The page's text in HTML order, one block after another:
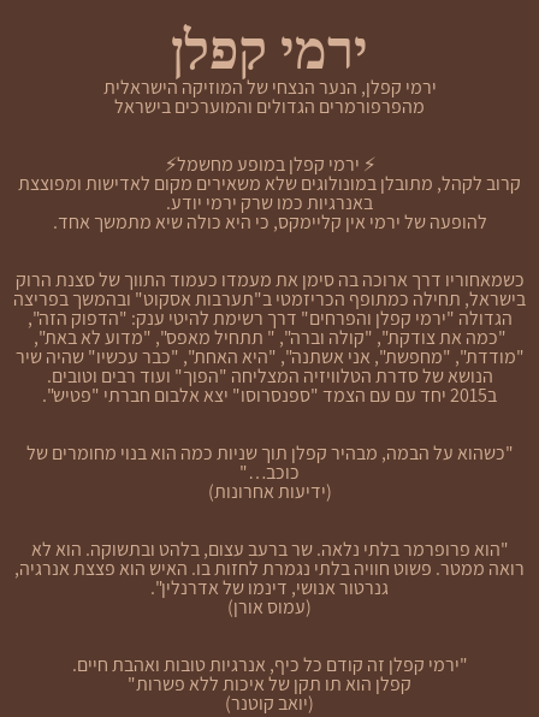
ירמי קפלן
ירמי קפלן, הנער הנצחי של המוזיקה הישראלית
מהפרפורמרים הגדולים והמוערכים בישראל
⚡ ירמי קפלן במופע מחשמל⚡
קרוב לקהל, מתובלן במונולוגים שלא משאירים מקום לאדישות ומפוצצת
באנרגיות כמו שרק ירמי יודע.
להופעה של ירמי אין קליימקס, כי היא כולה שיא מתמשך אחד.
כשמאחוריו דרך ארוכה בה סימן את מעמדו כעמוד התווך של סצנת הרוק
בישראל, תחילה כמתופף הכריזמטי ב"תערבות אסקוט" ובהמשך בפריצה
הגדולה "ירמי קפלן והפרחים" דרך רשימת להיטי ענק: "הדפוק הזה",
"כמה את צודקת", "קולה וברה", " תתחיל מאפס", "מדוע לא באת",
"מודדת", "מחפשת", אני אשתנה", "היא האחת", "כבר עכשיו" שהיה שיר
הנושא של סדרת הטלוויזיה המצליחה "הפוך" ועוד רבים וטובים.
ב2015 יחד עם עם הצמד "ספנסרוסו" יצא אלבום חברתי "פטיש".
"כשהוא על הבמה, מבהיר קפלן תוך שניות כמה הוא בנוי מחומרים של
כוכב…"
(ידיעות אחרונות)
"הוא פרופרמר בלתי נלאה. שר ברעב עצום, בלהט ובתשוקה. הוא לא
רואה ממטר. פשוט חוויה בלתי נגמרת לחזות בו. האיש הוא פצצת אנרגיה,
גנרטור אנושי, דינמו של אדרנלין".
(עמוס אורן)
"ירמי קפלן זה קודם כל כיף, אנרגיות טובות ואהבת חיים.
קפלן הוא תו תקן של איכות ללא פשרות"
(יואב קוטנר)